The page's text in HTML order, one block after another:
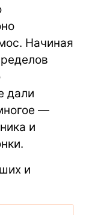
Начиная
дали
—
и
и